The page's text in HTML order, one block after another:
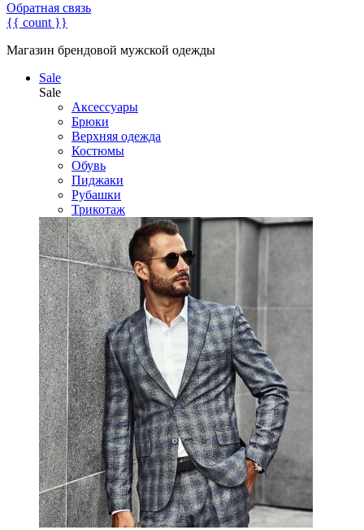
Обратная связь
{{ count }}
Магазин брендовой мужской одежды
Sale
Sale
Аксессуары
Брюки
Верхняя одежда
Костюмы
Обувь
Пиджаки
Рубашки
Трикотаж